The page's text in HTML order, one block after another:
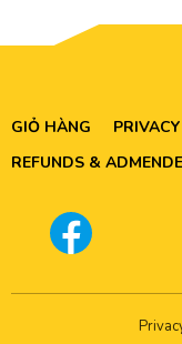
GIỎ HÀNG
REFUNDS &